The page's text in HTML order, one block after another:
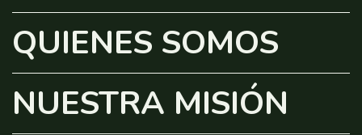
QUIENES SOMOS
NUESTRA MISIÓN